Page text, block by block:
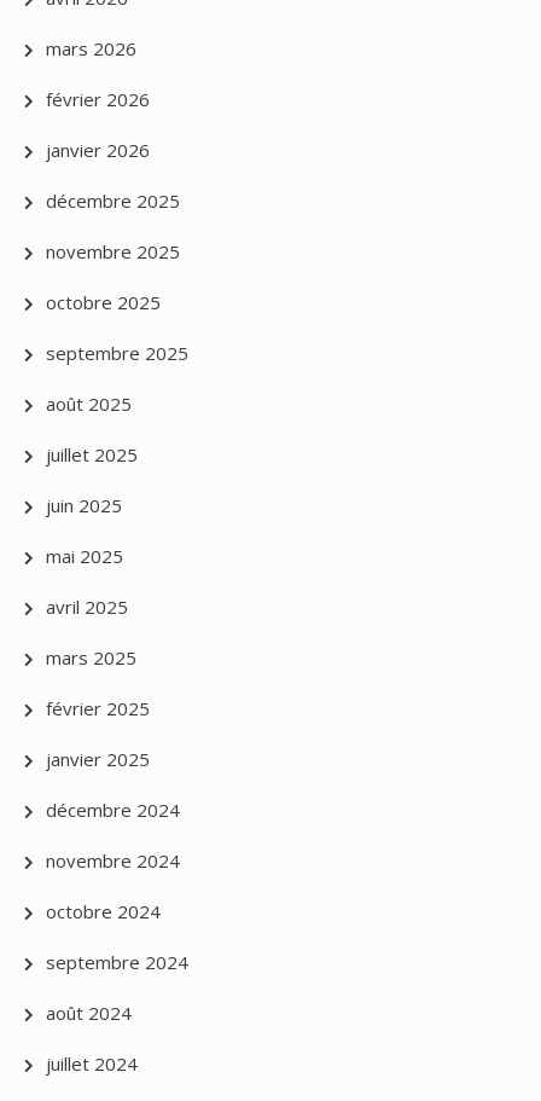
mars 2026
février 2026
janvier 2026
décembre 2025
novembre 2025
octobre 2025
septembre 2025
août 2025
juillet 2025
juin 2025
mai 2025
avril 2025
mars 2025
février 2025
janvier 2025
décembre 2024
novembre 2024
octobre 2024
septembre 2024
août 2024
juillet 2024